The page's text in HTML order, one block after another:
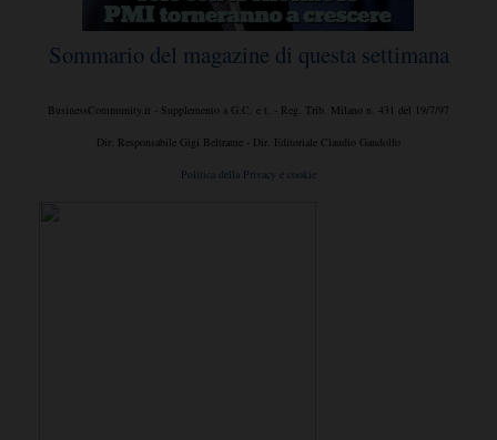
Sommario del magazine di questa settimana
BusinessCommunity.it - Supplemento a G.C. e t. - Reg. Trib. Milano n. 431 del 19/7/97
Dir. Responsabile Gigi Beltrame - Dir. Editoriale Claudio Gandolfo
Politica della Privacy e cookie